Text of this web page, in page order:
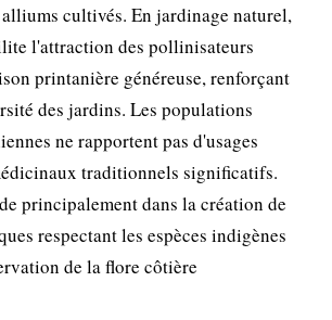
cultivés. En jardinage naturel,
l'attraction des pollinisateurs
printanière généreuse, renforçant
des jardins. Les populations
ne rapportent pas d'usages
traditionnels significatifs.
principalement dans la création de
respectant les espèces indigènes
de la flore côtière